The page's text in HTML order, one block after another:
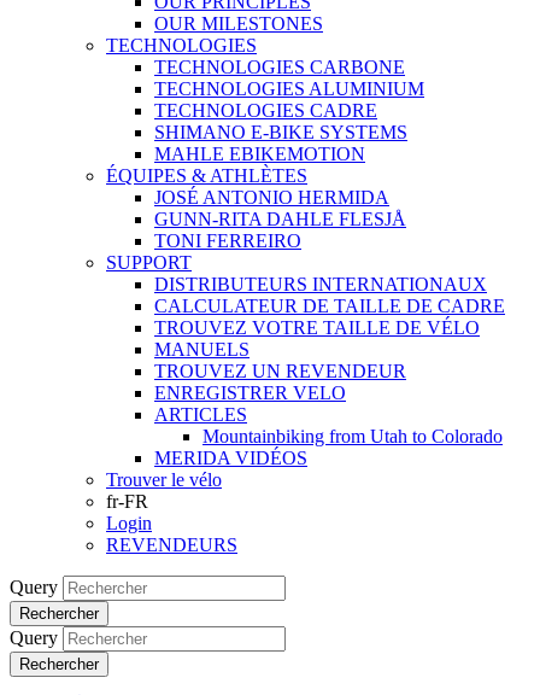
OUR MILESTONES
TECHNOLOGIES
TECHNOLOGIES CARBONE
TECHNOLOGIES ALUMINIUM
TECHNOLOGIES CADRE
SHIMANO E-BIKE SYSTEMS
MAHLE EBIKEMOTION
ÉQUIPES & ATHLÈTES
JOSÉ ANTONIO HERMIDA
GUNN-RITA DAHLE FLESJÅ
TONI FERREIRO
SUPPORT
DISTRIBUTEURS INTERNATIONAUX
CALCULATEUR DE TAILLE DE CADRE
TROUVEZ VOTRE TAILLE DE VÉLO
MANUELS
TROUVEZ UN REVENDEUR
ENREGISTRER VELO
ARTICLES
Mountainbiking from Utah to Colorado
MERIDA VIDÉOS
Trouver le vélo
fr-FR
Login
REVENDEURS
Query
Rechercher
Query
Rechercher